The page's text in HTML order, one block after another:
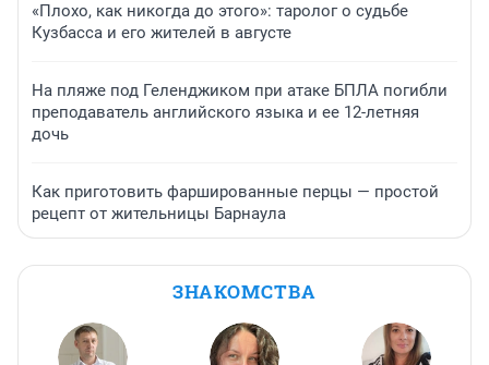
«Плохо, как никогда до этого»: таролог о судьбе
Кузбасса и его жителей в августе
На пляже под Геленджиком при атаке БПЛА погибли
преподаватель английского языка и ее 12-летняя
дочь
Как приготовить фаршированные перцы — простой
рецепт от жительницы Барнаула
ЗНАКОМСТВА